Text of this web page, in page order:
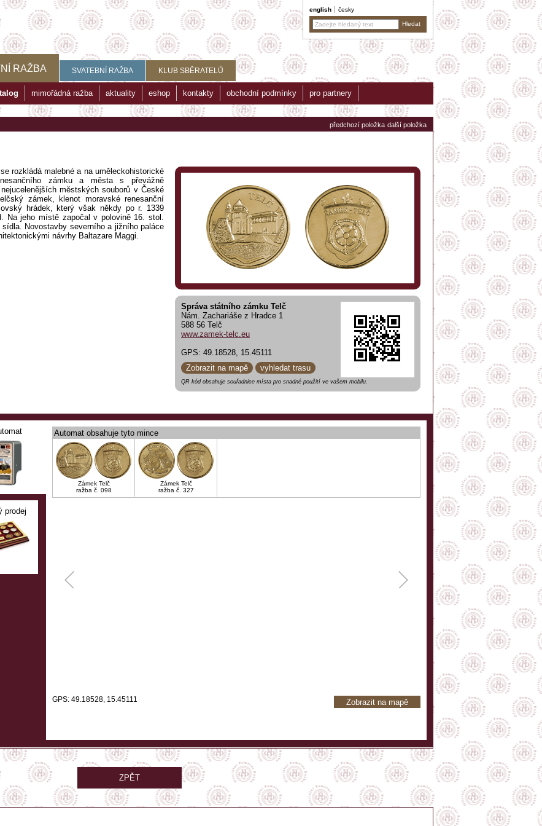
english česky
RAŽBA SVATEBNÍ RAŽBA KLUB SBĚRATELŮ
mimořádná ražba aktuality eshop kontakty obchodní podmínky pro partnery
předchozí položka další položka
Správa státního zámku Telč
Nám. Zachariáše z Hradce 1
588 56 Telč
www.zamek-telc.eu
GPS: 49.18528, 15.45111
Zobrazit na mapě
vyhledat trasu
QR kód obsahuje souřadnice místa pro snadné použití ve vašem mobilu.
rozkládá malebné a na uměleckohistorické
zámku a města s převážně
městských souborů v České
zámek, klenot moravské renesanční
hrádek, který však někdy po r. 1339
Na jeho místě započal v polovině 16. stol.
Novostavby severního a jižního paláce
návrhy Baltazare Maggi.
prodej
Automat obsahuje tyto mince
Zámek Telč
ražba č. 098
Zámek Telč
ražba č. 327
GPS: 49.18528, 15.45111 Zobrazit na mapě
ZPĚT